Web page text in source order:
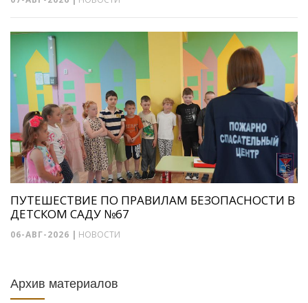
ПУТЕШЕСТВИЕ ПО ПРАВИЛАМ БЕЗОПАСНОСТИ В
ДЕТСКОМ САДУ №67
06-АВГ-2026 | НОВОСТИ
Архив материалов